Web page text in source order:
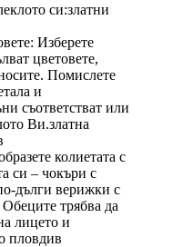
си:златни
Изберете
цветовете,
Помислете
и
съответстват или
Ви.златна
колиетата с
си – чокъри с
дълги верижки с
трябва да
лицето и
пловдив